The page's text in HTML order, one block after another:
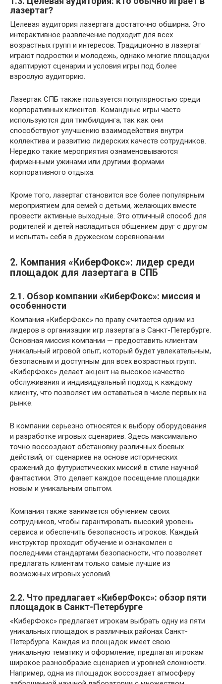
лазертаг?
Целевая аудитория лазертага достаточно обширна. Это
интерактивное развлечение подходит для всех
возрастных групп и интересов. Традиционно в лазертаг
играют подростки и молодежь, однако многие площадки
адаптируют сценарии и условия игры под более
взрослую аудиторию.
Лазертак СПБ также пользуется популярностью среди
корпоративных клиентов. Командные игры часто
используются для тимбилдинга, так как они
способствуют улучшению взаимодействия внутри
коллектива и развитию лидерских качеств сотрудников.
Нередко такие мероприятия ознаменовываются
фирменными ужинами или другими формами
корпоративного отдыха.
Кроме того, лазертаг становится все более популярным
мероприятием для семей с детьми, желающих вместе
провести активные выходные. Это отличный способ для
родителей и детей насладиться общением друг с другом
и испытать себя в дружеском соревновании.
2. Компания «КиберФокс»: лидер среди
площадок для лазертага в СПБ
2.1. Обзор компании «КиберФокс»: миссия и
особенности
Компания «КиберФокс» по праву считается одним из
лидеров в организации игр лазертага в Санкт-Петербурге.
Основная миссия компании — предоставить клиентам
уникальный игровой опыт, который будет увлекательным,
безопасным и доступным для всех возрастных групп.
«КиберФокс» делает акцент на высокое качество
обслуживания и индивидуальный подход к каждому
клиенту, что позволяет им оставаться в числе первых на
рынке.
В компании серьезно относятся к выбору оборудования
и разработке игровых сценариев. Здесь максимально
точно воссоздают обстановку различных боевых
действий, от сценариев на основе исторических
сражений до футуристических миссий в стиле научной
фантастики. Это делает каждое посещение площадки
новым и уникальным опытом.
Компания также занимается обучением своих
сотрудников, чтобы гарантировать высокий уровень
сервиса и обеспечить безопасность игроков. Каждый
инструктор проходит обучение и ознакомлен с
последними стандартами безопасности, что позволяет
предлагать клиентам только самые лучшие из
возможных игровых условий.
2.2. Что предлагает «КиберФокс»: обзор пяти
площадок в Санкт-Петербурге
«КиберФокс» предлагает игрокам выбрать одну из пяти
уникальных площадок в различных районах Санкт-
Петербурга. Каждая из площадок имеет свою
уникальную тематику и оформление, предлагая игрокам
широкое разнообразие сценариев и уровней сложности.
Например, одна из площадок воссоздает атмосферу